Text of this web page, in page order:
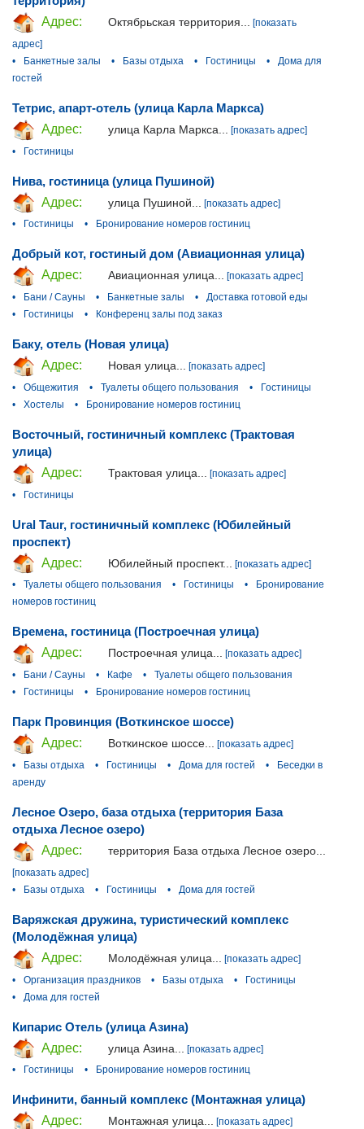
Адрес:
Октябрьская территория...
[показать
адрес]
•
Банкетные залы • Базы отдыха • Гостиницы •
Дома для
гостей
Тетрис, апарт-отель (улица Карла Маркса)
Адрес:
улица Карла Маркса...
[показать адрес]
•
Гостиницы
Нива, гостиница (улица Пушиной)
Адрес:
улица Пушиной...
[показать адрес]
•
Гостиницы • Бронирование номеров гостиниц
Добрый кот, гостиный дом (Авиационная улица)
Адрес:
Авиационная улица... [показать адрес]
•
Бани / Сауны • Банкетные залы •
Доставка готовой еды
•
Гостиницы • Конференц залы под заказ
Баку, отель (Новая улица)
Адрес:
Новая улица...
[показать адрес]
•
Общежития • Туалеты общего пользования •
Гостиницы
•
Хостелы • Бронирование номеров гостиниц
Восточный, гостиничный комплекс (Трактовая
улица)
Адрес:
Трактовая улица...
[показать адрес]
•
Гостиницы
Ural Taur, гостиничный комплекс (Юбилейный
проспект)
Адрес:
Юбилейный проспект...
[показать адрес]
•
Туалеты общего пользования • Гостиницы •
Бронирование
номеров гостиниц
Времена, гостиница (Построечная улица)
Адрес:
Построечная улица... [показать адрес]
•
Бани / Сауны • Кафе •
Туалеты общего пользования
•
Гостиницы • Бронирование номеров гостиниц
Парк Провинция (Воткинское шоссе)
Адрес:
Воткинское шоссе... [показать адрес]
•
Базы отдыха • Гостиницы • Дома для гостей •
Беседки в
аренду
Лесное Озеро, база отдыха (территория База
отдыха Лесное озеро)
Адрес:
территория База отдыха Лесное озеро...
[показать адрес]
•
Базы отдыха • Гостиницы • Дома для гостей
Варяжская дружина, туристический комплекс
(Молодёжная улица)
Адрес:
Молодёжная улица...
[показать адрес]
•
Организация праздников • Базы отдыха •
Гостиницы
•
Дома для гостей
Кипарис Отель (улица Азина)
Адрес:
улица Азина...
[показать адрес]
•
Гостиницы • Бронирование номеров гостиниц
Инфинити, банный комплекс (Монтажная улица)
Адрес:
Монтажная улица... [показать адрес]